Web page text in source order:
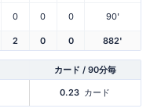
0 0 0 90'
2 0 0 882'
カード / 90分毎
0.23 カード